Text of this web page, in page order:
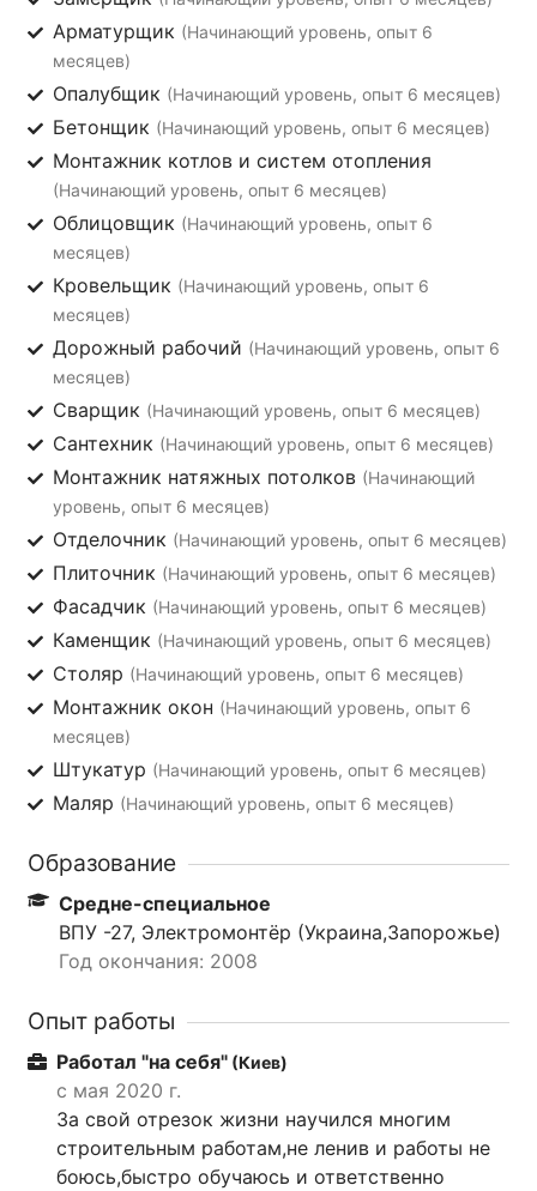
Арматурщик (Начинающий уровень, опыт 6
месяцев)
Опалубщик (Начинающий уровень, опыт 6 месяцев)
Бетонщик (Начинающий уровень, опыт 6 месяцев)
Монтажник котлов и систем отопления
(Начинающий уровень, опыт 6 месяцев)
Облицовщик (Начинающий уровень, опыт 6
месяцев)
Кровельщик (Начинающий уровень, опыт 6
месяцев)
Дорожный рабочий (Начинающий уровень, опыт 6
месяцев)
Сварщик (Начинающий уровень, опыт 6 месяцев)
Сантехник (Начинающий уровень, опыт 6 месяцев)
Монтажник натяжных потолков (Начинающий
уровень, опыт 6 месяцев)
Отделочник (Начинающий уровень, опыт 6 месяцев)
Плиточник (Начинающий уровень, опыт 6 месяцев)
Фасадчик (Начинающий уровень, опыт 6 месяцев)
Каменщик (Начинающий уровень, опыт 6 месяцев)
Столяр (Начинающий уровень, опыт 6 месяцев)
Монтажник окон (Начинающий уровень, опыт 6
месяцев)
Штукатур (Начинающий уровень, опыт 6 месяцев)
Маляр (Начинающий уровень, опыт 6 месяцев)
Образование
Средне-специальное
ВПУ -27, Электромонтёр (Украина,Запорожье)
Год окончания: 2008
Опыт работы
Работал "на себя" (Киев)
с мая 2020 г.
За свой отрезок жизни научился многим
строительным работам,не ленив и работы не
боюсь,быстро обучаюсь и ответственно